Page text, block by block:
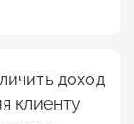
доход
клиенту